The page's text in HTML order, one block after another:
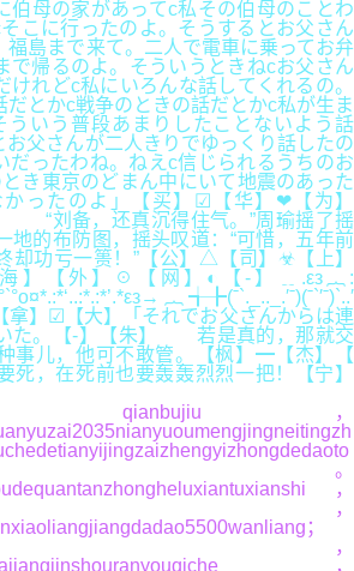
伯母の家があってc私その伯母のことわ
こに行ったのよ。そうするとお父さん
福島まで来て。二人で電車に乗ってお弁
で帰るのよ。そういうときねcお父さん
けれどc私にいろんな話してくれるの。
だとかc戦争のときの話だとかc私が生ま
ういう普段あまりしたことないよう話
お父さんが二人きりでゆっくり話したの
だったわね。ねえc信じられるうちのお
き東京のどまん中にいて地震のあった
ったのよ」【买】☑【华】❤【为】
“刘备，还真沉得住气。”周瑜摇了摇
地的布防图，摇头叹道：“可惜，五年前
却功亏一篑！”【公】△【司】☣【上】
海】【外】☉【网】◐【-】﹎.εз︷:
拿】☑【大】「それでお父さんからは連
た。【-】【朱】 若是真的，那就交
事儿，他可不敢管。【枫】━【杰】【
在死前也要轰轰烈烈一把！【宁】
，
。
，
，
；
，
，